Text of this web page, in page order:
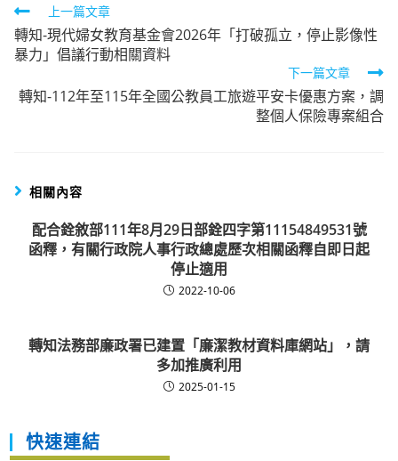
Read
more
articles
上一篇文章
轉知-現代婦女教育基金會2026年「打破孤立，停止影像性
暴力」倡議行動相關資料
下一篇文章
轉知-112年至115年全國公教員工旅遊平安卡優惠方案，調
整個人保險專案組合
相關內容
配合銓敘部111年8月29日部銓四字第11154849531號
函釋，有關行政院人事行政總處歷次相關函釋自即日起
停止適用
2022-10-06
轉知法務部廉政署已建置「廉潔教材資料庫網站」，請
多加推廣利用
2025-01-15
快速連結